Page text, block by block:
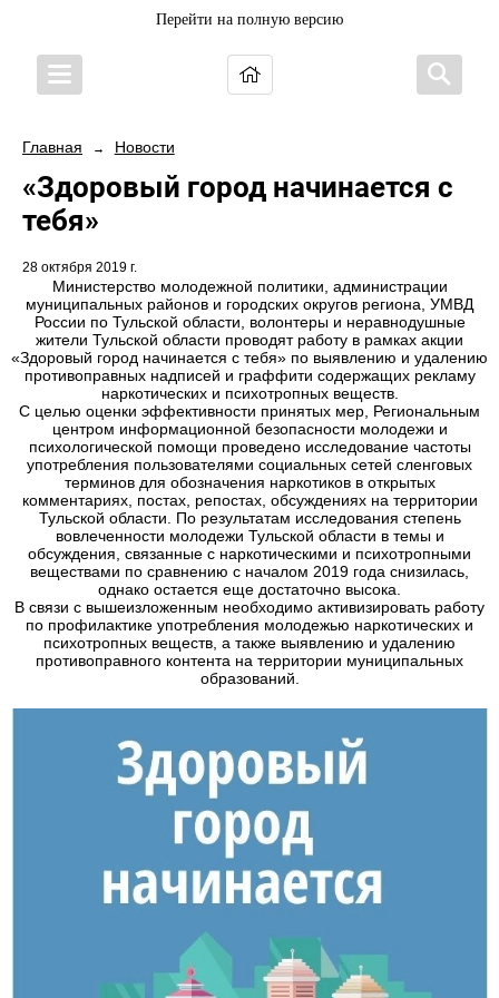
Перейти на полную версию
Главная → Новости
«Здоровый город начинается с
тебя»
28 октября 2019 г.
Министерство молодежной политики, администрации
муниципальных районов и городских округов региона, УМВД
России по Тульской области, волонтеры и неравнодушные
жители Тульской области проводят работу в рамках акции
«Здоровый город начинается с тебя» по выявлению и удалению
противоправных надписей и граффити содержащих рекламу
наркотических и психотропных веществ.
С целью оценки эффективности принятых мер, Региональным
центром информационной безопасности молодежи и
психологической помощи проведено исследование частоты
употребления пользователями социальных сетей сленговых
терминов для обозначения наркотиков в открытых
комментариях, постах, репостах, обсуждениях на территории
Тульской области. По результатам исследования степень
вовлеченности молодежи Тульской области в темы и
обсуждения, связанные с наркотическими и психотропными
веществами по сравнению с началом 2019 года снизилась,
однако остается еще достаточно высока.
В связи с вышеизложенным необходимо активизировать работу
по профилактике употребления молодежью наркотических и
психотропных веществ, а также выявлению и удалению
противоправного контента на территории муниципальных
образований.